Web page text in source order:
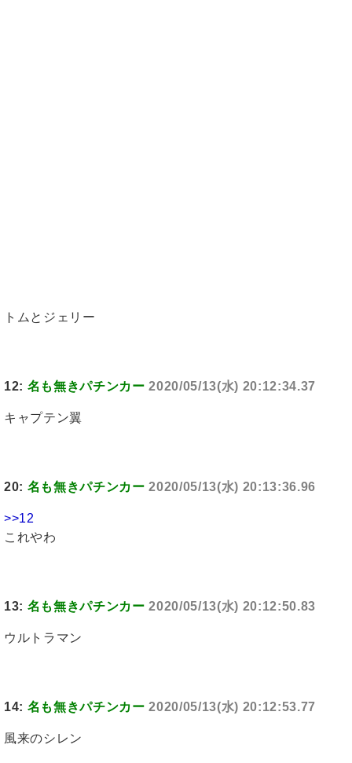
トムとジェリー
12: 名も無きパチンカー 2020/05/13(水) 20:12:34.37
キャプテン翼
20: 名も無きパチンカー 2020/05/13(水) 20:13:36.96
>>12
これやわ
13: 名も無きパチンカー 2020/05/13(水) 20:12:50.83
ウルトラマン
14: 名も無きパチンカー 2020/05/13(水) 20:12:53.77
風来のシレン